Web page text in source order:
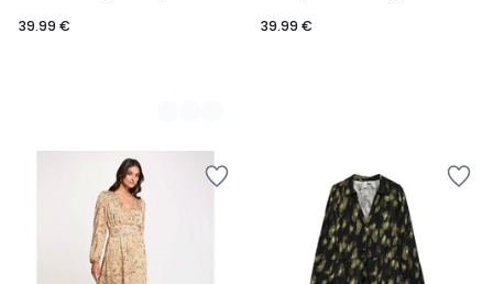
39.99 €
39.99 €